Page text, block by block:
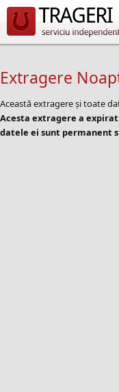
Extragere
Această extragere și toate
Acesta extragere a
datele ei sunt permanent